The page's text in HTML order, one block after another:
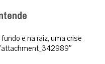
e na raiz, uma crise